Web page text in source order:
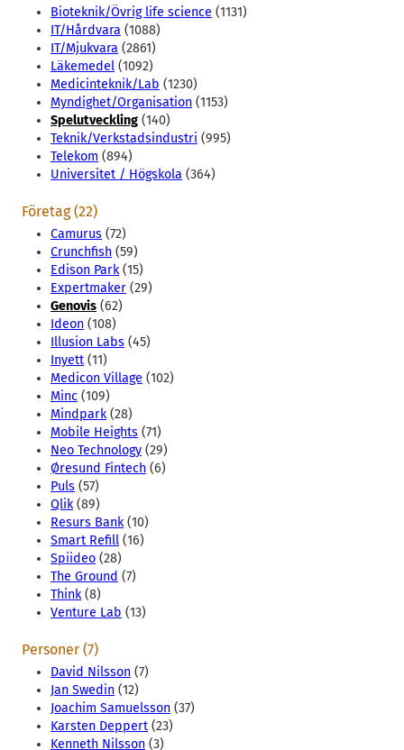
Bioteknik/Övrig life science (1131)
IT/Hårdvara (1088)
IT/Mjukvara (2861)
Läkemedel (1092)
Medicinteknik/Lab (1230)
Myndighet/Organisation (1153)
Spelutveckling (140)
Teknik/Verkstadsindustri (995)
Telekom (894)
Universitet / Högskola (364)
Företag (22)
Camurus (72)
Crunchfish (59)
Edison Park(15)
Expertmaker (29)
Genovis (62)
Ideon (108)
Illusion Labs (45)
Inyett (11)
Medicon Village (102)
Minc (109)
Mindpark(28)
Mobile Heights (71)
Neo Technology (29)
Øresund Fintech (6)
Puls (57)
Qlik(89)
Resurs Bank(10)
Smart Refill (16)
Spiideo (28)
The Ground (7)
Think(8)
Venture Lab (13)
Personer (7)
David Nilsson (7)
Jan Swedin (12)
Joachim Samuelsson (37)
Karsten Deppert (23)
Kenneth Nilsson (3)